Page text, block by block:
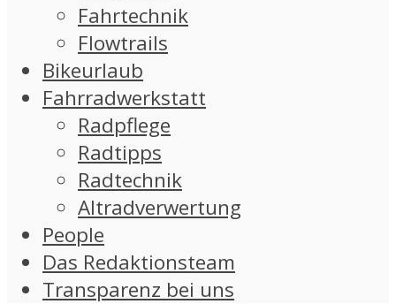
Fahrtechnik
Flowtrails
Bikeurlaub
Fahrradwerkstatt
Radpflege
Radtipps
Radtechnik
Altradverwertung
People
Das Redaktionsteam
Transparenz bei uns